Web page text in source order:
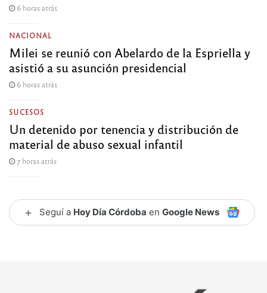
6 horas atrás
NACIONAL
Milei se reunió con Abelardo de la Espriella y
asistió a su asunción presidencial
6 horas atrás
SUCESOS
Un detenido por tenencia y distribución de
material de abuso sexual infantil
7 horas atrás
+ Seguí a Hoy Día Córdoba en Google News